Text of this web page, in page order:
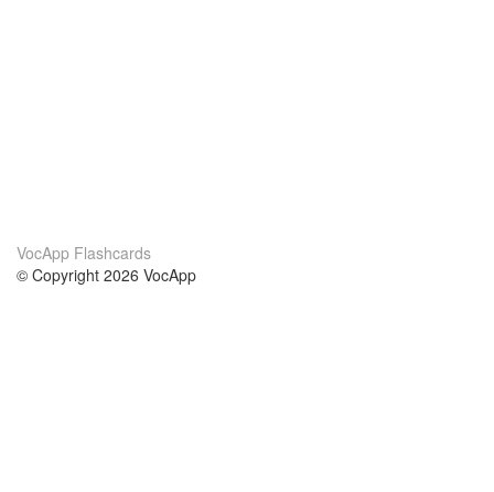
VocApp Flashcards
© Copyright 2026 VocApp